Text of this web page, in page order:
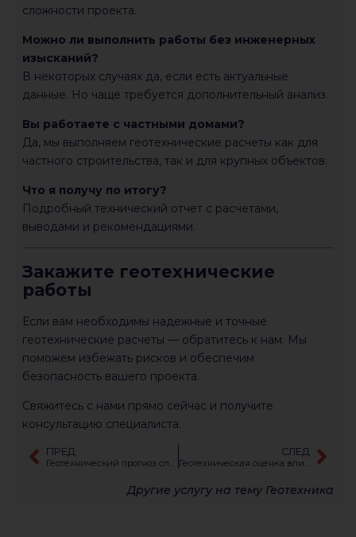
сложности проекта.
Можно ли выполнить работы без инженерных
изысканий?
В некоторых случаях да, если есть актуальные
данные. Но чаще требуется дополнительный анализ.
Вы работаете с частными домами?
Да, мы выполняем геотехнические расчеты как для
частного строительства, так и для крупных объектов.
Что я получу по итогу?
Подробный технический отчет с расчетами,
выводами и рекомендациями.
Закажите геотехнические
работы
Если вам необходимы надежные и точные
геотехнические расчеты — обратитесь к нам. Мы
поможем избежать рисков и обеспечим
безопасность вашего проекта.
Свяжитесь с нами прямо сейчас и получите
консультацию специалиста.
ПРЕД
Геотехнический прогноз слабых и водонасыщенных грунтов
СЛЕД
Геотехническая оценка влияния строительства «под ключ»
Другие услугу на тему Геотехника